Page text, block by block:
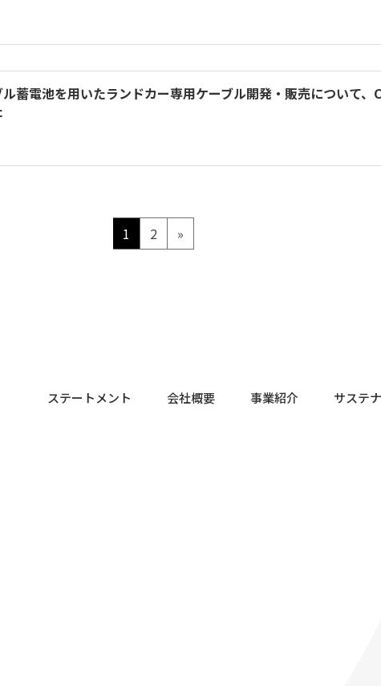
蓄電池を用いたランドカー専用ケーブル開発・販売について
ペ
ー
1
ペ
ー
2 »
ステートメント 会社概要 事業紹介 サステ